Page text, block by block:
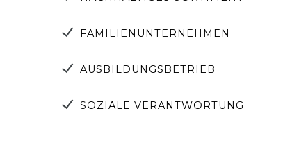
FAMILIENUNTERNEHMEN
AUSBILDUNGSBETRIEB
SOZIALE VERANTWORTUNG